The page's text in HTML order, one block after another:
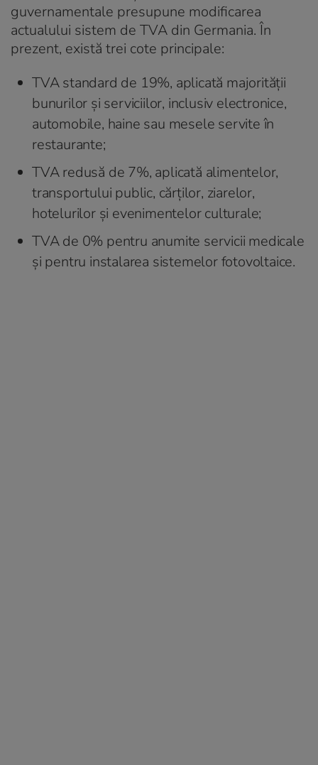
guvernamentale presupune modificarea
actualului sistem de TVA din Germania. În
prezent, există trei cote principale:
TVA standard de 19%, aplicată majorității
bunurilor și serviciilor, inclusiv electronice,
automobile, haine sau mesele servite în
restaurante;
TVA redusă de 7%, aplicată alimentelor,
transportului public, cărților, ziarelor,
hotelurilor și evenimentelor culturale;
TVA de 0% pentru anumite servicii medicale
și pentru instalarea sistemelor fotovoltaice.